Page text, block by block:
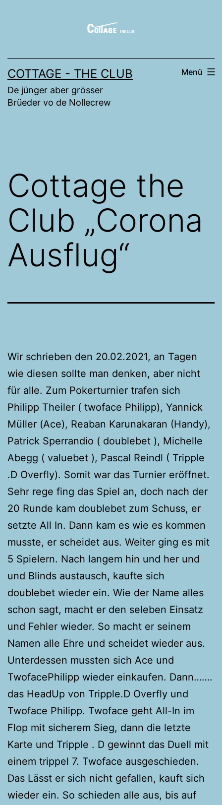
COTTAGE - THE CLUB
De jünger aber grösser
Brüeder vo de Nollecrew
Menü
Cottage the
Club „Corona
Ausflug“
Wir schrieben den 20.02.2021, an Tagen
wie diesen sollte man denken, aber nicht
für alle. Zum Pokerturnier trafen sich
Philipp Theiler ( twoface Philipp), Yannick
Müller (Ace), Reaban Karunakaran (Handy),
Patrick Sperrandio ( doublebet ), Michelle
Abegg ( valuebet ), Pascal Reindl ( Tripple
.D Overfly). Somit war das Turnier eröffnet.
Sehr rege fing das Spiel an, doch nach der
20 Runde kam doublebet zum Schuss, er
setzte All In. Dann kam es wie es kommen
musste, er scheidet aus. Weiter ging es mit
5 Spielern. Nach langem hin und her und
und Blinds austausch, kaufte sich
doublebet wieder ein. Wie der Name alles
schon sagt, macht er den seleben Einsatz
und Fehler wieder. So macht er seinem
Namen alle Ehre und scheidet wieder aus.
Unterdessen mussten sich Ace und
TwofacePhilipp wieder einkaufen. Dann…….
das HeadUp von Tripple.D Overfly und
Twoface Philipp. Twoface geht All-In im
Flop mit sicherem Sieg, dann die letzte
Karte und Tripple . D gewinnt das Duell mit
einem trippel 7. Twoface ausgeschieden.
Das Lässt er sich nicht gefallen, kauft sich
wieder ein. So schieden alle aus, bis auf